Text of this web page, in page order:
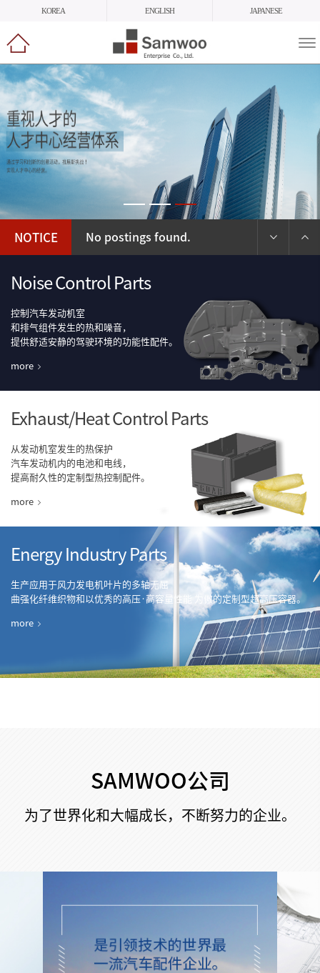
KOREA ENGLISH JAPANESE
메
NOTICE No postings found.
Noise Control Parts
控制汽车发动机室
和排气组件发生的热和噪音，
提供舒适安静的驾驶环境的功能性配件。
more
Exhaust/Heat Control Parts
从发动机室发生的热保护
汽车发动机内的电池和电线，
提高耐久性的定制型热控制配件。
more
Energy Industry Parts
生产应用于风力发电机叶片的多轴无屈
曲强化纤维织物和以优秀的高压·高容量性能
为傲的定制型超高压容器。
more
SAMWOO公司
为了世界化和大幅成长，不断努力的企业。